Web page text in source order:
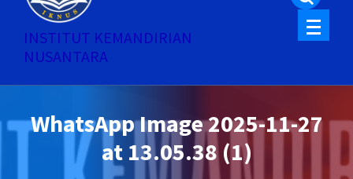
INSTITUT KEMANDIRIAN
NUSANTARA
WhatsApp Image 2025-11-27
at 13.05.38 (1)